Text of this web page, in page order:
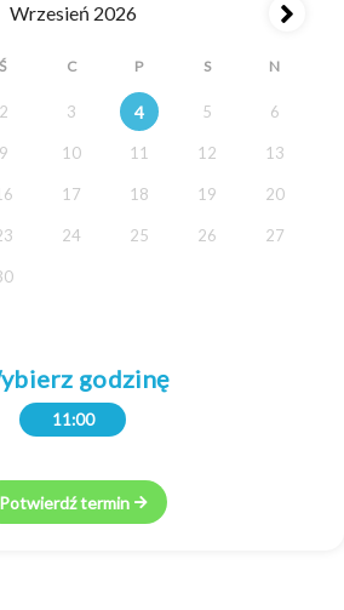
Wrzesień 2026
Ś C P S N
2 3 4 5 6
9 10 11 12 13
17 18 19 20
24 25 26 27
godzinę
11:00
Potwierdź termin